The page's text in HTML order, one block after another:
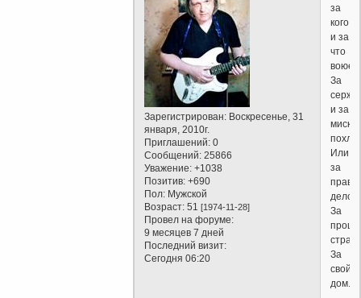
Зарегистрирован: Воскресенье, 31
января, 2010г.
Приглашений: 0
Сообщений: 25866
Уважение: +1038
Позитив: +690
Пол: Мужской
Возраст: 51[1974-11-28]
Провел на форуме:
9 месяцев 7 дней
Последний визит:
Сегодня 06:20
за
кого
и за
что
За
и за
миску
Или
за
дело.
За
За
свой
дом.